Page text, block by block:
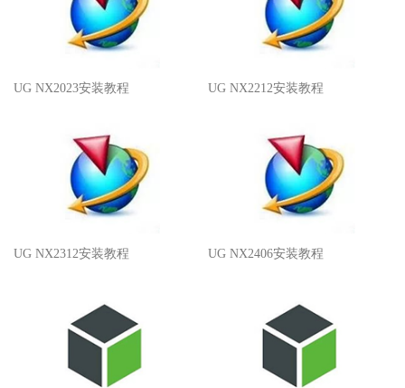
UG NX2023安装教程 UG NX2212安装教程
UG NX2312安装教程 UG NX2406安装教程